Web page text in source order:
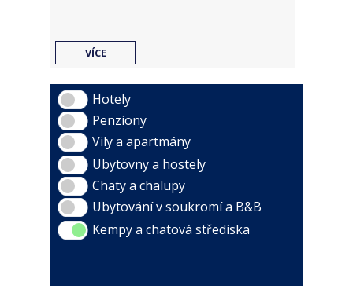
VÍCE
Hotely
Penziony
Vily a apartmány
Ubytovny a hostely
Chaty a chalupy
Ubytování v soukromí a B&B
Kempy a chatová střediska